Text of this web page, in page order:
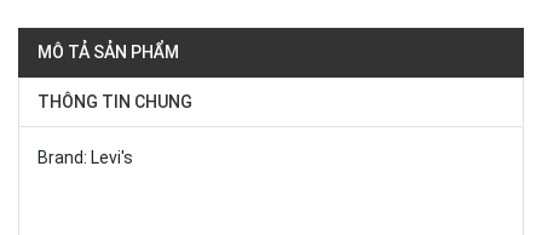
MÔ TẢ SẢN PHẨM
THÔNG TIN CHUNG
Brand: Levi's